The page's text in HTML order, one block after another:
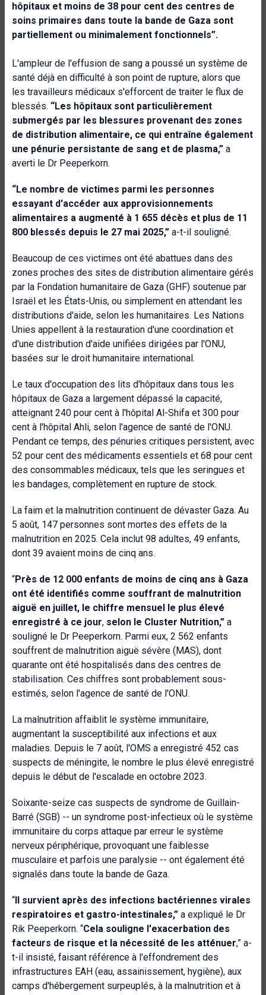
hôpitaux et moins de 38 pour cent des centres de
soins primaires dans toute la bande de Gaza sont
partiellement ou minimalement fonctionnels”.
L'ampleur de l'effusion de sang a poussé un système de
santé déjà en difficulté à son point de rupture, alors que
les travailleurs médicaux s'efforcent de traiter le flux de
blessés. “Les hôpitaux sont particulièrement
submergés par les blessures provenant des zones
de distribution alimentaire, ce qui entraîne également
une pénurie persistante de sang et de plasma,” a
averti le Dr Peeperkorn.
“Le nombre de victimes parmi les personnes
essayant d'accéder aux approvisionnements
alimentaires a augmenté à 1 655 décès et plus de 11
800 blessés depuis le 27 mai 2025,” a-t-il souligné.
Beaucoup de ces victimes ont été abattues dans des
zones proches des sites de distribution alimentaire gérés
par la Fondation humanitaire de Gaza (GHF) soutenue par
Israël et les États-Unis, ou simplement en attendant les
distributions d'aide, selon les humanitaires. Les Nations
Unies appellent à la restauration d'une coordination et
d'une distribution d'aide unifiées dirigées par l'ONU,
basées sur le droit humanitaire international.
Le taux d'occupation des lits d'hôpitaux dans tous les
hôpitaux de Gaza a largement dépassé la capacité,
atteignant 240 pour cent à l'hôpital Al-Shifa et 300 pour
cent à l'hôpital Ahli, selon l'agence de santé de l'ONU.
Pendant ce temps, des pénuries critiques persistent, avec
52 pour cent des médicaments essentiels et 68 pour cent
des consommables médicaux, tels que les seringues et
les bandages, complètement en rupture de stock.
La faim et la malnutrition continuent de dévaster Gaza. Au
5 août, 147 personnes sont mortes des effets de la
malnutrition en 2025. Cela inclut 98 adultes, 49 enfants,
dont 39 avaient moins de cinq ans.
“Près de 12 000 enfants de moins de cinq ans à Gaza
ont été identifiés comme souffrant de malnutrition
aiguë en juillet, le chiffre mensuel le plus élevé
enregistré à ce jour, selon le Cluster Nutrition,” a
souligné le Dr Peeperkorn. Parmi eux, 2 562 enfants
souffrent de malnutrition aiguë sévère (MAS), dont
quarante ont été hospitalisés dans des centres de
stabilisation. Ces chiffres sont probablement sous-
estimés, selon l'agence de santé de l'ONU.
La malnutrition affaiblit le système immunitaire,
augmentant la susceptibilité aux infections et aux
maladies. Depuis le 7 août, l'OMS a enregistré 452 cas
suspects de méningite, le nombre le plus élevé enregistré
depuis le début de l'escalade en octobre 2023.
Soixante-seize cas suspects de syndrome de Guillain-
Barré (SGB) -- un syndrome post-infectieux où le système
immunitaire du corps attaque par erreur le système
nerveux périphérique, provoquant une faiblesse
musculaire et parfois une paralysie -- ont également été
signalés dans toute la bande de Gaza.
“Il survient après des infections bactériennes virales
respiratoires et gastro-intestinales,” a expliqué le Dr
Rik Peeperkorn. “Cela souligne l'exacerbation des
facteurs de risque et la nécessité de les atténuer,” a-
t-il insisté, faisant référence à l'effondrement des
infrastructures EAH (eau, assainissement, hygiène), aux
camps d'hébergement surpeuplés, à la malnutrition et à